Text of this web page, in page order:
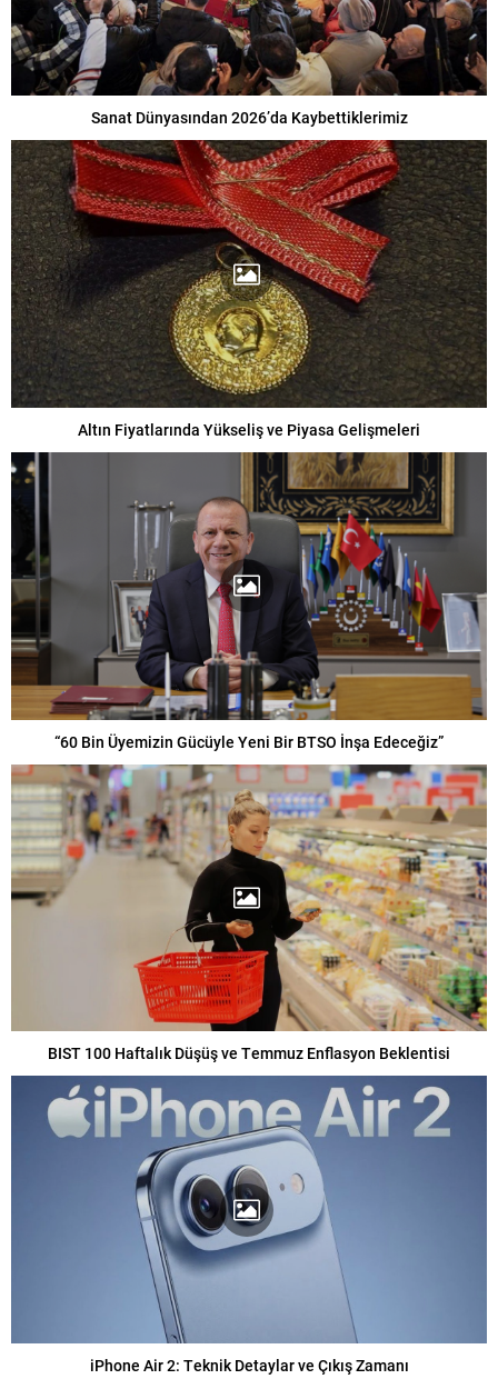
Sanat Dünyasından 2026’da Kaybettiklerimiz
Altın Fiyatlarında Yükseliş ve Piyasa Gelişmeleri
“60 Bin Üyemizin Gücüyle Yeni Bir BTSO İnşa Edeceğiz”
BIST 100 Haftalık Düşüş ve Temmuz Enflasyon Beklentisi
iPhone Air 2: Teknik Detaylar ve Çıkış Zamanı